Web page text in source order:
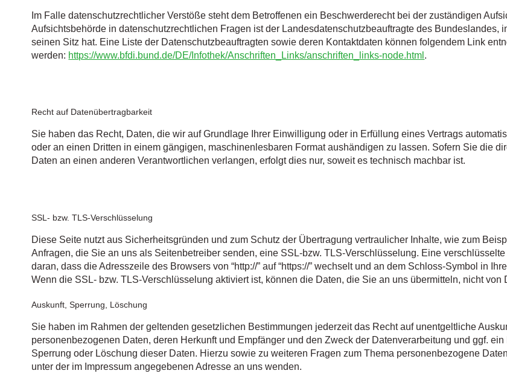
Im Falle datenschutzrechtlicher Verstöße steht dem Betroffenen ein Beschwerderecht bei der zuständigen
Aufsichtsbehörde in datenschutzrechtlichen Fragen ist der Landesdatenschutzbeauftragte des Bundeslandes,
seinen Sitz hat. Eine Liste der Datenschutzbeauftragten sowie deren Kontaktdaten können folgendem Link
werden: https://www.bfdi.bund.de/DE/Infothek/Anschriften_Links/anschriften_links-node.html .
Recht auf Datenübertragbarkeit
Sie haben das Recht, Daten, die wir auf Grundlage Ihrer Einwilligung oder in Erfüllung eines Vertrags
oder an einen Dritten in einem gängigen, maschinenlesbaren Format aushändigen zu lassen. Sofern Sie die
Daten an einen anderen Verantwortlichen verlangen, erfolgt dies nur, soweit es technisch machbar ist.
SSL- bzw. TLS-Verschlüsselung
Diese Seite nutzt aus Sicherheitsgründen und zum Schutz der Übertragung vertraulicher Inhalte, wie zum
Anfragen, die Sie an uns als Seitenbetreiber senden, eine SSL-bzw. TLS-Verschlüsselung. Eine
daran, dass die Adresszeile des Browsers von “http://” auf “https://” wechselt und an dem Schloss-Symbol in
Wenn die SSL- bzw. TLS-Verschlüsselung aktiviert ist, können die Daten, die Sie an uns übermitteln, nicht von
Auskunft, Sperrung, Löschung
Sie haben im Rahmen der geltenden gesetzlichen Bestimmungen jederzeit das Recht auf unentgeltliche
personenbezogenen Daten, deren Herkunft und Empfänger und den Zweck der Datenverarbeitung und ggf.
Sperrung oder Löschung dieser Daten. Hierzu sowie zu weiteren Fragen zum Thema personenbezogene
unter der im Impressum angegebenen Adresse an uns wenden.